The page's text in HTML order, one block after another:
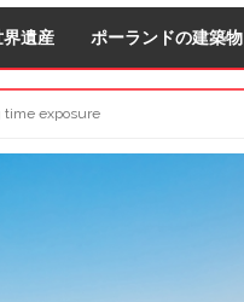
遺産 ポーランドの建築物
time exposure